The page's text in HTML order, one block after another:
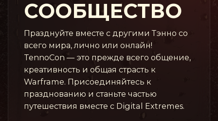
СООБЩЕСТВО
Празднуйте вместе с другими Тэнно со
всего мира, лично или онлайн!
TennoCon — это прежде всего общение,
креативность и общая страсть к
Warframe. Присоединяйтесь к
празднованию и станьте частью
путешествия вместе с Digital Extremes.